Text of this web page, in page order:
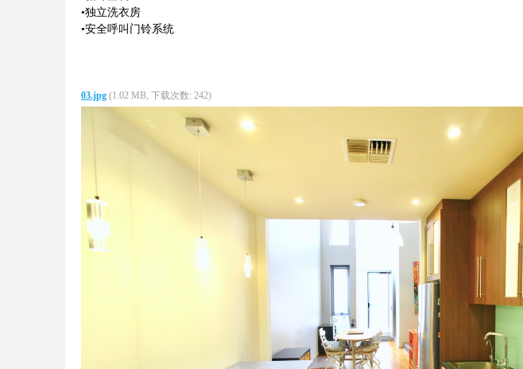
•独立洗衣房
•安全呼叫门铃系统
03.jpg (1.02 MB, 下载次数: 242)